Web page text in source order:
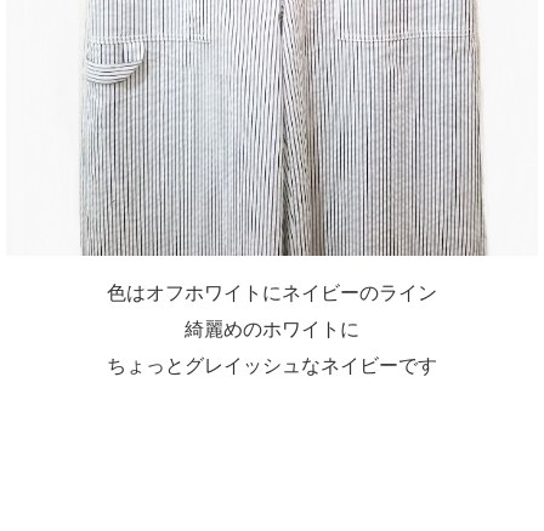
色はオフホワイトにネイビーのライン
綺麗めのホワイトに
ちょっとグレイッシュなネイビーです